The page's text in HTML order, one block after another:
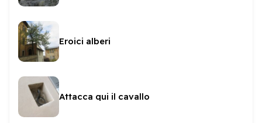
Eroici alberi
Attacca qui il cavallo